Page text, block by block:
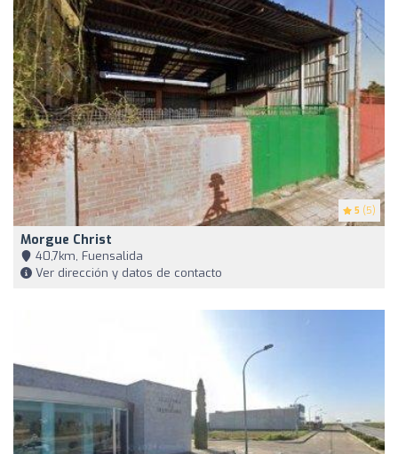
5 (5)
Morgue Christ
40,7km, Fuensalida
Ver dirección y datos de contacto